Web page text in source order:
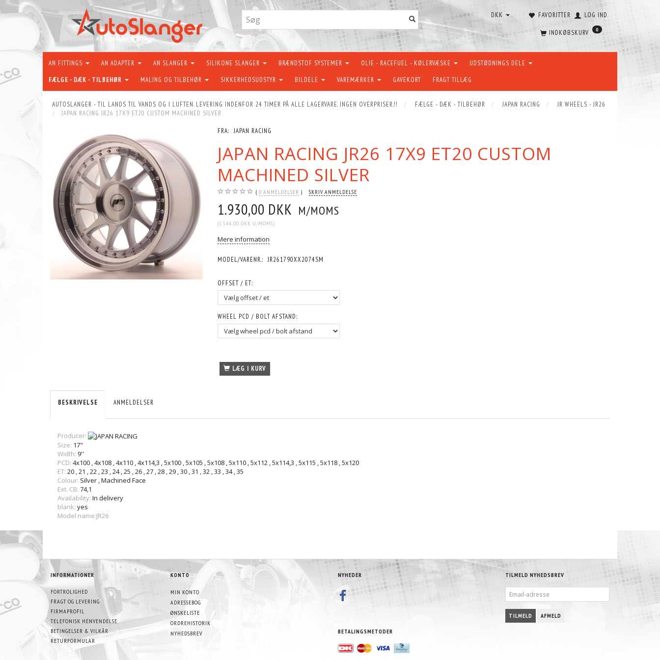
FAVORITTER LOG IND
DKK
INDKØBSKURV 0
AN FITTINGS AN ADAPTER AN SLANGER SILIKONE SLANGER BRÆNDSTOF SYSTEMER OLIE - RACEFUEL - KØLERVÆSKE UDSTØDNINGS DELE
FÆLGE - DÆK - TILBEHØR MALING OG TILBEHØR SIKKERHEDSUDSTYR BILDELE VAREMÆRKER GAVEKORT FRAGT TILLÆG
AUTOSLANGER - TIL LANDS TIL VANDS OG I LUFTEN. LEVERING INDENFOR 24 TIMER PÅ ALLE LAGERVARE. INGEN OVERPRISER.!! FÆLGE - DÆK - TILBEHØR JAPAN RACING
JR WHEELS - JR26
JAPAN RACING JR26 17X9 ET20 CUSTOM MACHINED SILVER
FRA: JAPAN RACING
JAPAN RACING JR26 17X9 ET20 CUSTOM
MACHINED SILVER
0 ANMELDELSER SKRIV ANMELDELSE
1.930,00 DKK M/MOMS
(1.544,00 DKK U/MOMS)
Mere information
MODEL/VARENR.: JR261790XX2074SM
OFFSET / ET:
WHEEL PCD / BOLT AFSTAND:
LÆG I KURV
BESKRIVELSE ANMELDELSER
Producer:
Size: 17"
Width: 9''
PCD: 4x100 ,4x108 ,4x110 ,4x114,3 ,5x100 ,5x105 ,5x108 ,5x110 ,5x112 ,5x114,3 ,5x115 ,5x118 ,5x120
ET: 20 ,21 ,22 ,23 ,24,25 ,26 ,27 ,28 ,29 ,30 ,31 ,32 ,33 ,34,35
Colour: Silver ,Machined Face
Ext. CB: 74,1
Availability: In delivery
blank: yes
Model name:JR26
INFORMATIONER
FORTROLIGHED
FRAGT OG LEVERING
FIRMAPROFIL
TELEFONISK HENVENDELSE
BETINGELSER & VILKÅR
RETURFORMULAR
KONTO
MIN KONTO
ADRESSEBOG
ØNSKELISTE
ORDREHISTORIK
NYHEDSBREV
NYHEDER
BETALINGSMETODER
TILMELD NYHEDSBREV
ADRESSE
TILMELD AFMELD